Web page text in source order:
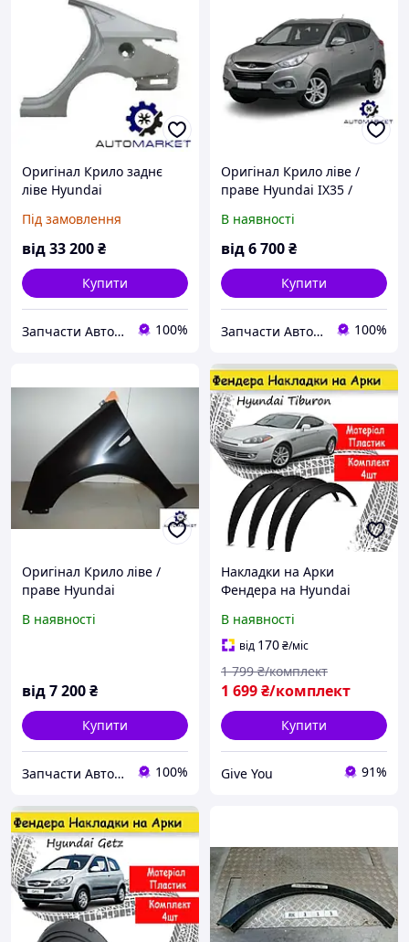
Оригінал Крило заднє
ліве Hyundai
2011-Хендай Акцент/
Солярис
Під замовлення
від33 200₴
Купити
Запчасти Автомаркет™ 100%
Оригінал Крило ліве /
праве Hyundai IX35 /
В наявності
від6 700₴
Купити
Запчасти Автомаркет™ 100%
Оригінал Крило ліве /
праве Hyundai
2011-Хендай Акцент/
В наявності
від7 200₴
Купити
Запчасти Автомаркет™ 100%
Накладки на Арки
Фендера на Hyundai
расширители арок
В наявності
від 170₴/міс
1 699₴/комплект
1 799 ₴/комплект
Купити
Give You 91%